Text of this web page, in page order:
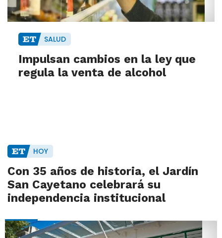
SALUD
Impulsan cambios en la ley que
regula la venta de alcohol
HOY
Con 35 años de historia, el Jardín
San Cayetano celebrará su
independencia institucional